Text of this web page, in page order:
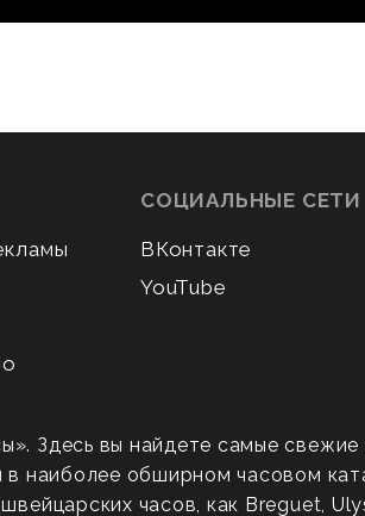
СОЦИАЛЬНЫЕ СЕТИ
ВКонтакте
YouTube
Здесь вы найдете самые
наиболее обширном часовом
часов, как Breguet,